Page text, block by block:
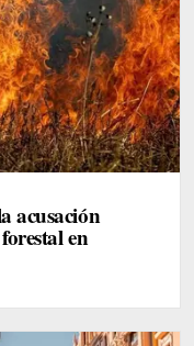
acusación
en